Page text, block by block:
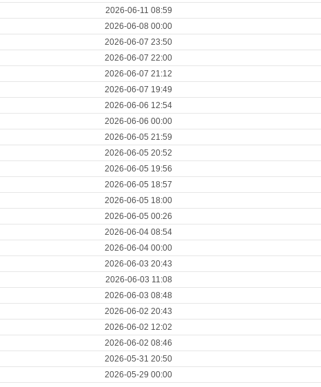
2026-06-11 08:59
2026-06-08 00:00
2026-06-07 23:50
2026-06-07 22:00
2026-06-07 21:12
2026-06-07 19:49
2026-06-06 12:54
2026-06-06 00:00
2026-06-05 21:59
2026-06-05 20:52
2026-06-05 19:56
2026-06-05 18:57
2026-06-05 18:00
2026-06-05 00:26
2026-06-04 08:54
2026-06-04 00:00
2026-06-03 20:43
2026-06-03 11:08
2026-06-03 08:48
2026-06-02 20:43
2026-06-02 12:02
2026-06-02 08:46
2026-05-31 20:50
2026-05-29 00:00